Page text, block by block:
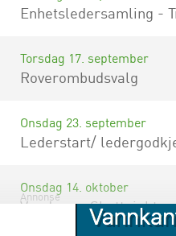
Enhetsledersamling -
Torsdag 17. september
Roverombudsvalg
Onsdag 23. september
Lederstart/
Onsdag 14. oktober
Vandrere: Skattejakt
Annonse